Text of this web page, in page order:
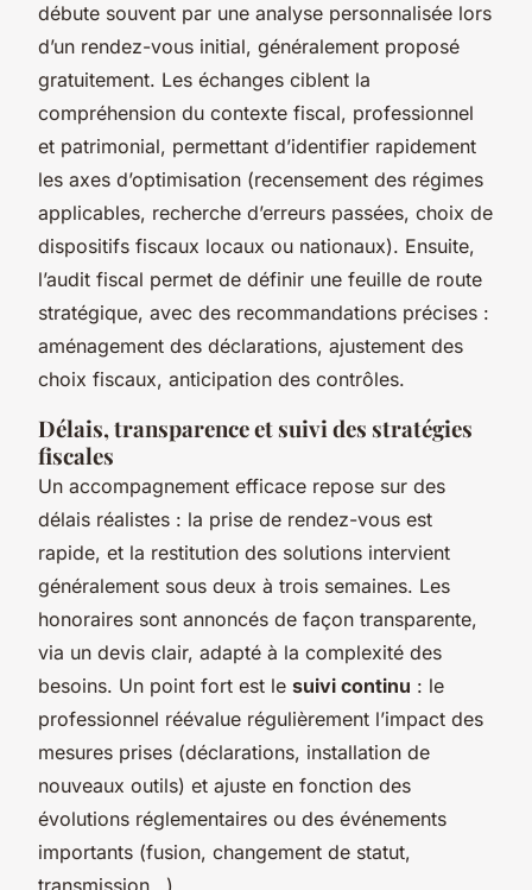
débute souvent par une analyse personnalisée lors
d’un rendez-vous initial, généralement proposé
gratuitement. Les échanges ciblent la
compréhension du contexte fiscal, professionnel
et patrimonial, permettant d’identifier rapidement
les axes d’optimisation (recensement des régimes
applicables, recherche d’erreurs passées, choix de
dispositifs fiscaux locaux ou nationaux). Ensuite,
l’audit fiscal permet de définir une feuille de route
stratégique, avec des recommandations précises :
aménagement des déclarations, ajustement des
choix fiscaux, anticipation des contrôles.
Délais, transparence et suivi des stratégies
fiscales
Un accompagnement efficace repose sur des
délais réalistes : la prise de rendez-vous est
rapide, et la restitution des solutions intervient
généralement sous deux à trois semaines. Les
honoraires sont annoncés de façon transparente,
via un devis clair, adapté à la complexité des
besoins. Un point fort est le suivi continu : le
professionnel réévalue régulièrement l’impact des
mesures prises (déclarations, installation de
nouveaux outils) et ajuste en fonction des
évolutions réglementaires ou des événements
importants (fusion, changement de statut,